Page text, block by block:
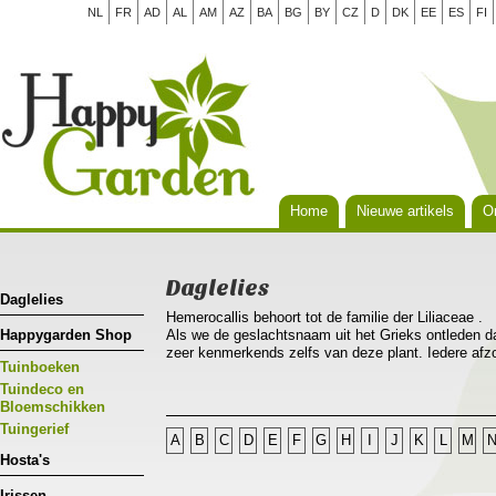
NL FR AD AL AM AZ BA BG BY CZ D DK EE ES FI
Home Nieuwe artikels
Daglelies
Happygarden Shop
Tuinboeken
Tuindeco en
Bloemschikken
Tuingerief
Hosta's
Daglelies
Hemerocallis behoort tot de familie der Liliaceae .
Als we de geslachtsnaam uit het Grieks ontleden
zeer kenmerkends zelfs van deze plant. Iedere
bossen van lijnvormige bladeren die sierlijk
sierwaarde met zijn heldergroen licht glanzend blad.
A B C D E F G H J K L M N